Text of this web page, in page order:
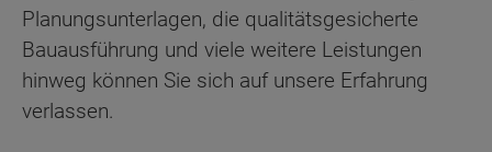
Planungsunterlagen, die qualitätsgesicherte
Bauausführung und viele weitere Leistungen
hinweg können Sie sich auf unsere Erfahrung
verlassen.